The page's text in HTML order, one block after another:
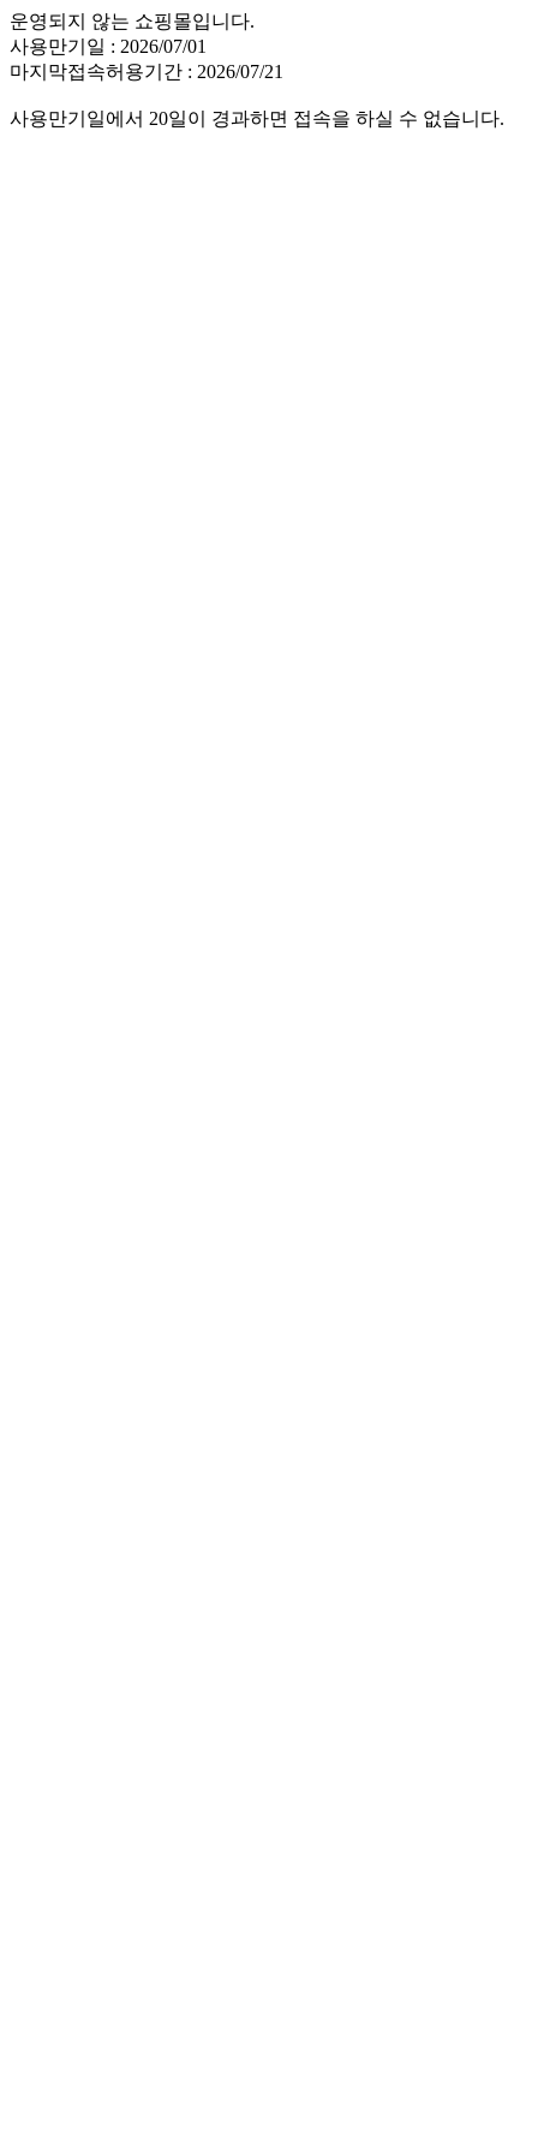
운영되지 않는 쇼핑몰입니다.
사용만기일 : 2026/07/01
마지막접속허용기간 : 2026/07/21
사용만기일에서 20일이 경과하면 접속을 하실 수 없습니다.